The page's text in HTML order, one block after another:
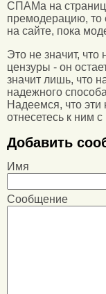
СПАМа на
премодерацию, то
на сайте, пока
Это не значит,
цензуры - он
значит лишь, что
надежного
Надеемся, что
отнесетесь к ним
Добавить
Имя
Сообщение